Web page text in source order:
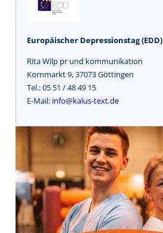
Europäischer Depressionstag (EDD)
Rita Wilp pr und kommunikation
Kornmarkt 9, 37073 Göttingen
Tel.: 05 51 / 48 49 15
E-Mail: info@kalus-text.de